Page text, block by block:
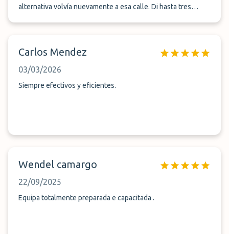
alternativa volvía nuevamente a esa calle. Di hasta tres
aceptaron . Creo que la empresa, a sabiendas que la calle
alternativa, ya que si soy de fuera no sé por donde tengo
que dirigirme. A punto estuve de tener un accidente de la
Carlos Mendez
03/03/2026
Siempre efectivos y eficientes.
Wendel camargo
22/09/2025
Equipa totalmente preparada e capacitada .